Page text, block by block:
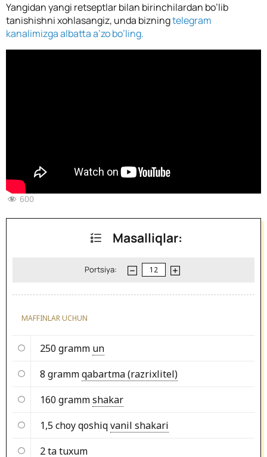
Yangidan yangi retseptlar bilan birinchilardan bo’lib
tanishishni xohlasangiz, unda bizningtelegram
kanalimizga albatta a’zo bo’ling.
600
Masalliqlar:
Portsiya:
MAFFINLAR UCHUN
250 gramm un
8 grammqabartma (razrixlitel)
160 grammshakar
1,5 choy qoshiqvanil shakari
2 tatuxum